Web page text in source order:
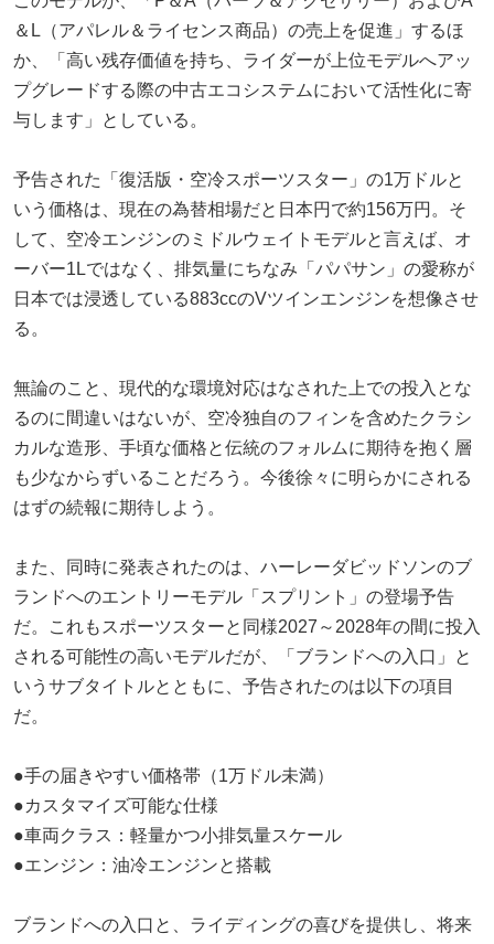
＆L（アパレル＆ライセンス商品）の売上を促進」するほ
か、「高い残存価値を持ち、ライダーが上位モデルへアッ
プグレードする際の中古エコシステムにおいて活性化に寄
与します」としている。
予告された「復活版・空冷スポーツスター」の1万ドルと
いう価格は、現在の為替相場だと日本円で約156万円。そ
して、空冷エンジンのミドルウェイトモデルと言えば、オ
ーバー1Lではなく、排気量にちなみ「パパサン」の愛称が
日本では浸透している883ccのVツインエンジンを想像させ
る。
無論のこと、現代的な環境対応はなされた上での投入とな
るのに間違いはないが、空冷独自のフィンを含めたクラシ
カルな造形、手頃な価格と伝統のフォルムに期待を抱く層
も少なからずいることだろう。今後徐々に明らかにされる
はずの続報に期待しよう。
また、同時に発表されたのは、ハーレーダビッドソンのブ
ランドへのエントリーモデル「スプリント」の登場予告
だ。これもスポーツスターと同様2027～2028年の間に投入
される可能性の高いモデルだが、「ブランドへの入口」と
いうサブタイトルとともに、予告されたのは以下の項目
だ。
●手の届きやすい価格帯（1万ドル未満）
●カスタマイズ可能な仕様
●車両クラス：軽量かつ小排気量スケール
●エンジン：油冷エンジンと搭載
ブランドへの入口と、ライディングの喜びを提供し、将来